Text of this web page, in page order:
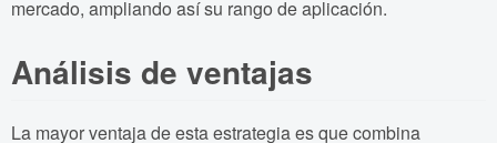
mercado, ampliando así su rango de aplicación.
Análisis de ventajas
La mayor ventaja de esta estrategia es que combina